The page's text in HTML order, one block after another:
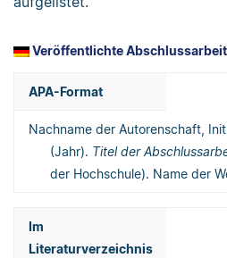
Veröffentlichte
APA-Format
Nachname der Autorenschaft,
(Jahr). Titel der
der Hochschule). Name der
Im
Literaturverzeichnis